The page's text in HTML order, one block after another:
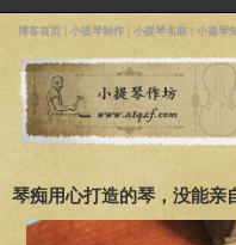
博客首页 小提琴制作 小提琴名曲 小提琴
琴痴用心打造的琴，没能亲